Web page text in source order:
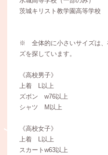
茨城キリスト教学園高等学校
※ 全体的に小さいサイズは、
ズを探しています。
《高校男子》
上着 L以上
ズボン w76以上
シャツ M以上
《高校女子》
上着 L以上
スカートw63以上